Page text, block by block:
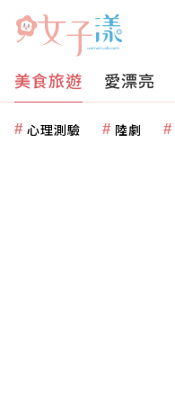
美食旅遊 愛漂亮
心理測驗 陸劇